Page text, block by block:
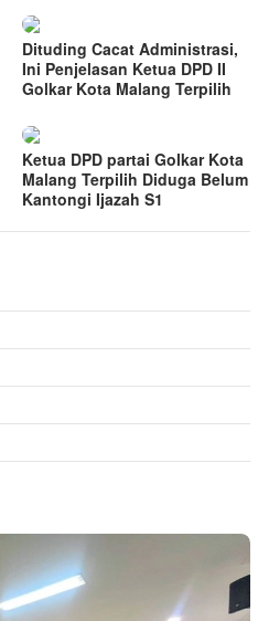
Dituding Cacat Administrasi,
Ini Penjelasan Ketua DPD II
Golkar Kota Malang Terpilih
Ketua DPD partai Golkar Kota
Malang Terpilih Diduga Belum
Kantongi Ijazah S1